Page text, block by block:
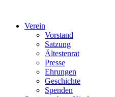
Verein
Vorstand
Satzung
Ältestenrat
Presse
Ehrungen
Geschichte
Spenden